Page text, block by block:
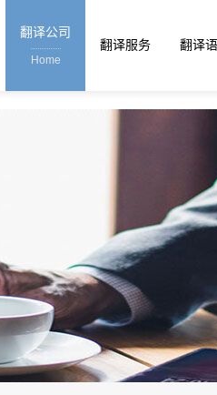
翻译公司
Home
翻译服务 翻译